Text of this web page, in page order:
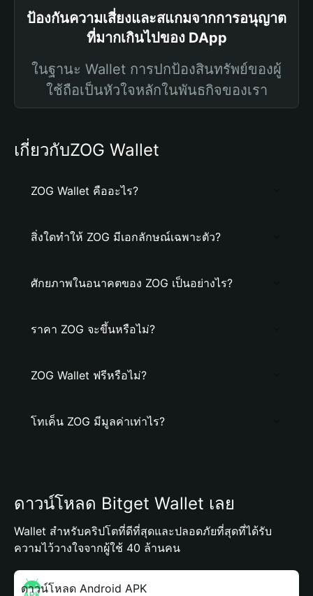
ป้องกันความเสี่ยงและสแกมจากการอนุญาต
ที่มากเกินไปของ DApp
ในฐานะ Wallet การปกป้องสินทรัพย์ของผู้
ใช้ถือเป็นหัวใจหลักในพันธกิจของเรา
เกี่ยวกับZOG Wallet
ZOG Wallet คืออะไร?
สิ่งใดทำให้ ZOG มีเอกลักษณ์เฉพาะตัว?
ศักยภาพในอนาคตของ ZOG เป็นอย่างไร?
ราคา ZOG จะขึ้นหรือไม่?
ZOG Wallet ฟรีหรือไม่?
โทเค็น ZOG มีมูลค่าเท่าไร?
ดาวน์โหลด Bitget Wallet เลย
Wallet สำหรับคริปโตที่ดีที่สุดและปลอดภัยที่สุดที่ได้รับ
ความไว้วางใจจากผู้ใช้ 40 ล้านคน
ดาวน์โหลด Android APK